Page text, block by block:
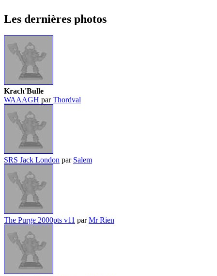
Les dernières photos
Krach'Bulle
WAAAGH parThordval
SRS Jack London par Salem
The Purge 2000pts v11 parMr Rien